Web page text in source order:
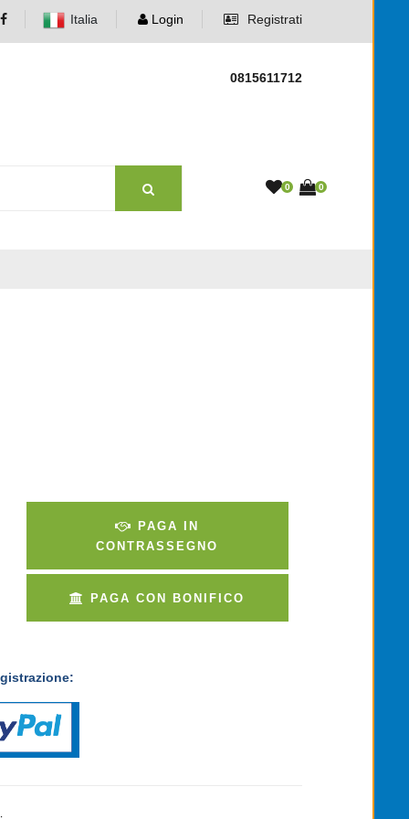
Italia Login Registrati
0815611712
0 0
CONTRASSEGNO
PAGA CON BONIFICO